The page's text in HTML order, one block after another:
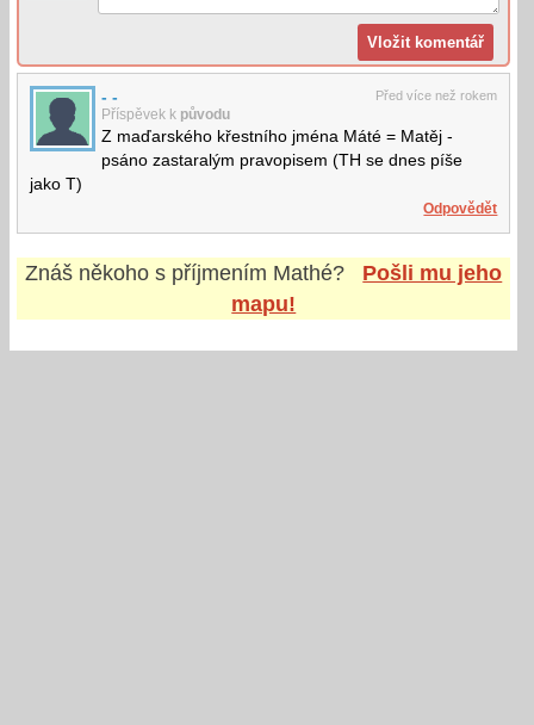
Před více než rokem
- -
Příspěvek k původu
Z maďarského křestního jména Máté = Matěj -
psáno zastaralým pravopisem (TH se dnes píše
jako T)
Odpovědět
Znáš někoho s příjmením Mathé?
Pošli mu jeho
mapu!